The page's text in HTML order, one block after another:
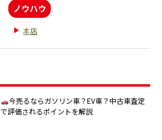
ノウハウ
本店
今売るならガソリン車？EV車？中古車査定
で評価されるポイントを解説